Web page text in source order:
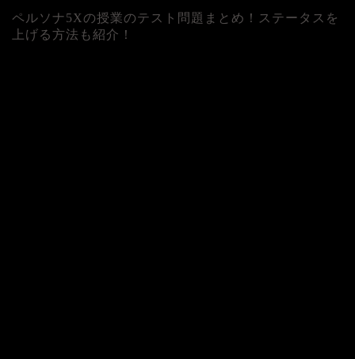
ペルソナ5Xの授業のテスト問題まとめ！ステータスを
上げる方法も紹介！